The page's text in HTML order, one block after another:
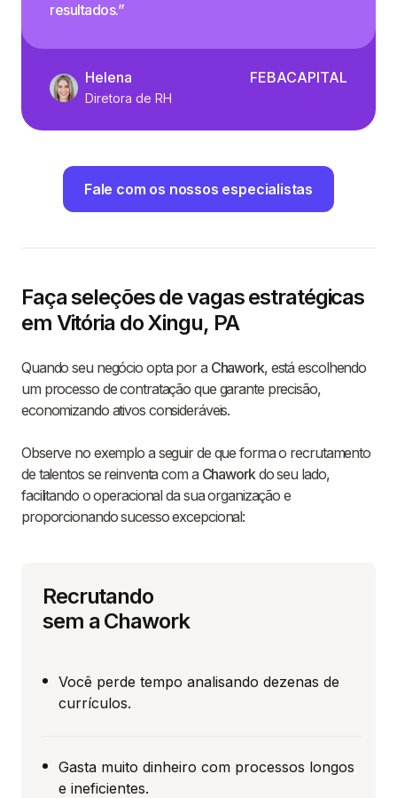
resultados.”
Helena
Diretora de RH
FEBACAPITAL
Fale com os nossos especialistas
Faça seleções de vagas estratégicas
em Vitória do Xingu, PA
Quando seu negócio opta por a Chawork, está escolhendo
um processo de contratação que garante precisão,
economizando ativos consideráveis.
Observe no exemplo a seguir de que forma o recrutamento
de talentos se reinventa com a Chaworkdo seu lado,
facilitando o operacional da sua organização e
proporcionando sucesso excepcional:
Recrutando
sem a Chawork
Você perde tempo analisando dezenas de
currículos.
Gasta muito dinheiro com processos longos
e ineficientes.